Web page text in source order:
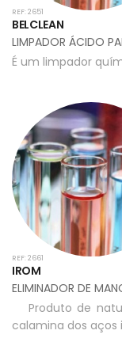
REF: 2651
BELCLEAN
LIMPADOR ÁCIDO
É um limpador
REF: 2661
IROM
ELIMINADOR DE
Produto de
calamina dos aços